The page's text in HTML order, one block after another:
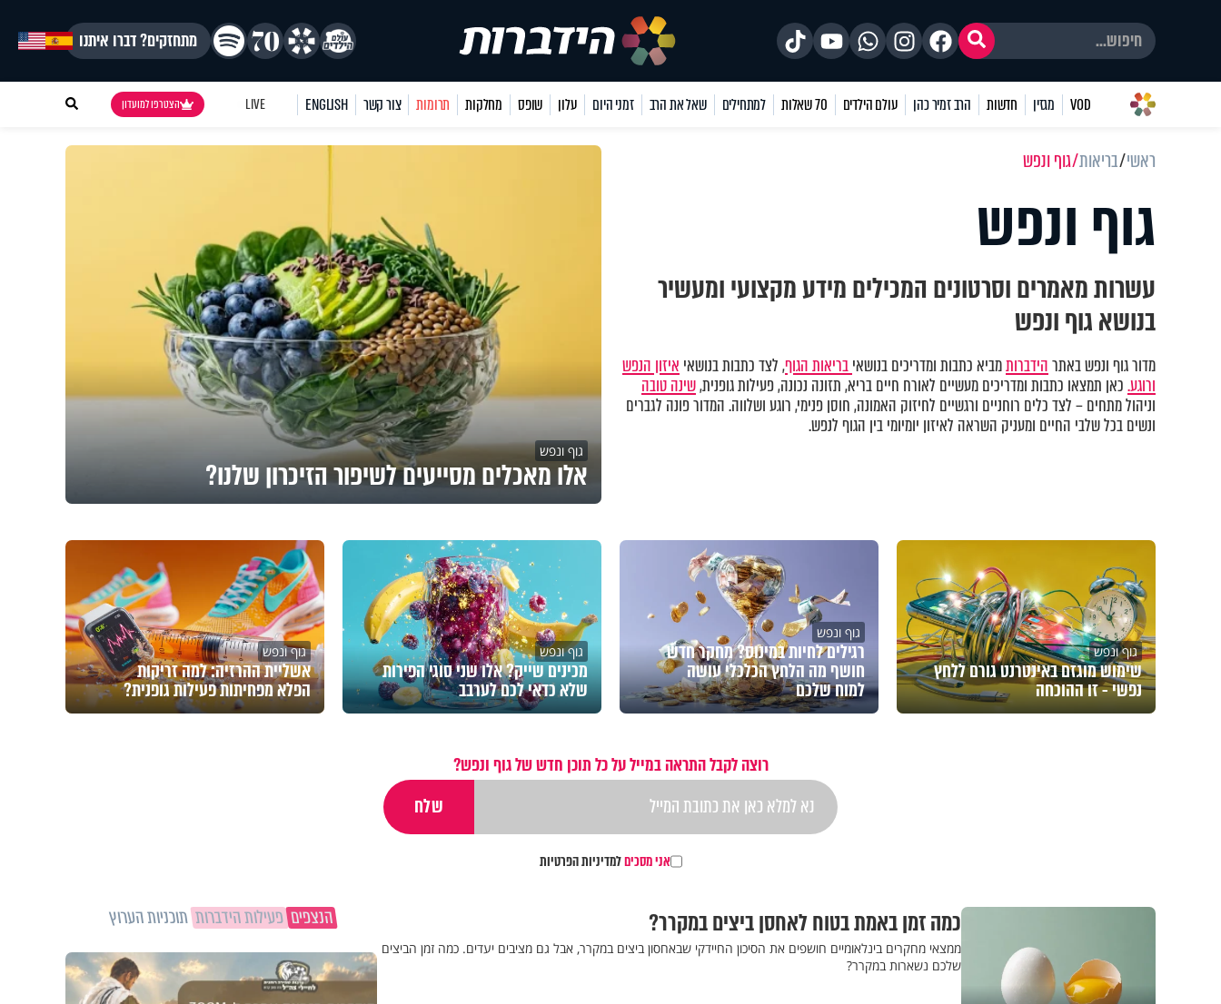
מתחזקים? דברו איתנו
VOD מגזין חדשות הרב זמיר כהן עולם הילדים 70 שאלות למתחילים שאל את הרב זמני היום עלון שופס מחלקות תרומות צור קשר ENGLISH
LIVE הצטרפו למועדון
ראשי בריאות גוף ונפש
גוף ונפש
עשרות מאמרים וסרטונים המכילים מידע מקצועי ומעשיר
בנושא גוף ונפש
מדור גוף ונפש באתרהידברותמביא כתבות ומדריכים בנושאיבריאות הגוף, לצד כתבות בנושאי איזון הנפש
ורוגע.כאן תמצאו כתבות ומדריכים מעשיים לאורח חיים בריא, תזונה נכונה, פעילות גופנית,שינה טובה
וניהול מתחים – לצד כלים רוחניים ורגשיים לחיזוק האמונה, חוסן פנימי, רוגע ושלווה. המדור פונה לגברים
ונשים בכל שלבי החיים ומעניק השראה לאיזון יומיומי בין הגוף לנפש.
גוף ונפש
אלו מאכלים מסייעים לשיפור הזיכרון שלנו?
גוף ונפש
שימוש מוגזם באינטרנט גורם ללחץ
נפשי - זו ההוכחה
גוף ונפש
רגילים לחיות במינוס? מחקר חדש
חושף מה הלחץ הכלכלי עושה
למוח שלכם
גוף ונפש
מכינים שייק? אלו שני סוגי הפירות
שלא כדאי לכם לערבב
גוף ונפש
אשליית ההרזיה: למה זריקות
הפלא מפחיתות פעילות גופנית?
רוצה לקבל התראה במייל על כל תוכן חדש של גוף ונפש?
אני מסכיםלמדיניות הפרטיות
כמה זמן באמת בטוח לאחסן ביצים במקרר?
ממצאי מחקרים בינלאומיים חושפים את הסיכון החיידקי שבאחסון ביצים במקרר, אבל גם מציבים יעדים. כמה זמן הביצים
שלכם נשארות במקרר?
הנצפיםפעילות הידברות תוכניות הערוץ